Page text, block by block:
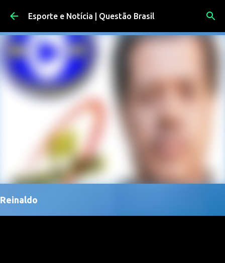
Pular para o conteúdo principal
Esporte e Notícia | Questão Brasil
Reinaldo